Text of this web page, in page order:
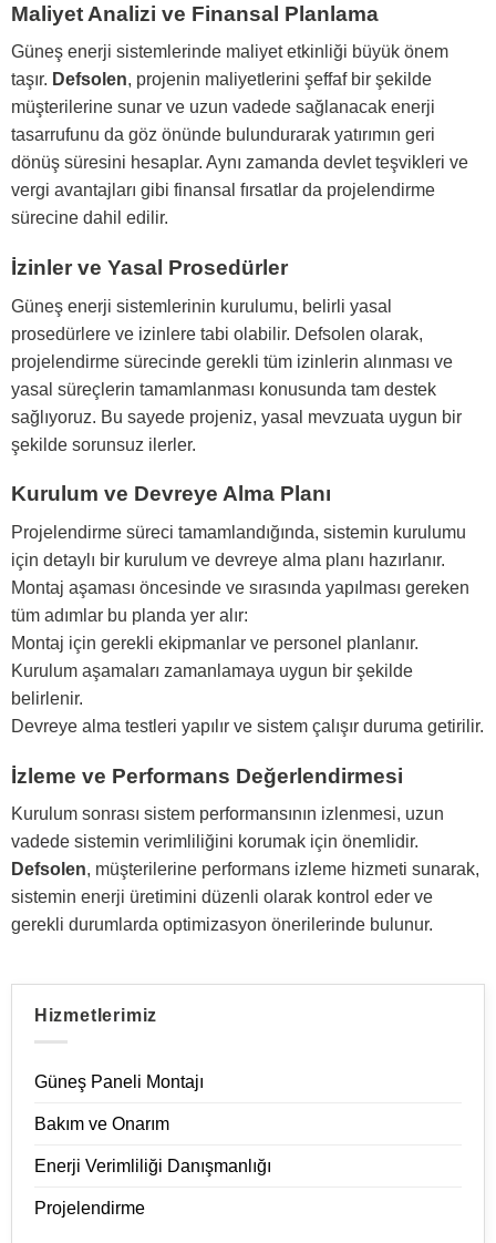
Hizmetlerimiz
Güneş Paneli Montajı
Bakım ve Onarım
Enerji Verimliliği Danışmanlığı
Projelendirme
Maliyet Analizi ve Finansal Planlama
Güneş enerji sistemlerinde maliyet etkinliği büyük önem
taşır. Defsolen, projenin maliyetlerini şeffaf bir şekilde
müşterilerine sunar ve uzun vadede sağlanacak enerji
tasarrufunu da göz önünde bulundurarak yatırımın geri
dönüş süresini hesaplar. Aynı zamanda devlet teşvikleri ve
vergi avantajları gibi finansal fırsatlar da projelendirme
sürecine dahil edilir.
İzinler ve Yasal Prosedürler
Güneş enerji sistemlerinin kurulumu, belirli yasal
prosedürlere ve izinlere tabi olabilir. Defsolen olarak,
projelendirme sürecinde gerekli tüm izinlerin alınması ve
yasal süreçlerin tamamlanması konusunda tam destek
sağlıyoruz. Bu sayede projeniz, yasal mevzuata uygun bir
şekilde sorunsuz ilerler.
Kurulum ve Devreye Alma Planı
Projelendirme süreci tamamlandığında, sistemin kurulumu
için detaylı bir kurulum ve devreye alma planı hazırlanır.
Montaj aşaması öncesinde ve sırasında yapılması gereken
tüm adımlar bu planda yer alır:
Montaj için gerekli ekipmanlar ve personel planlanır.
Kurulum aşamaları zamanlamaya uygun bir şekilde
belirlenir.
Devreye alma testleri yapılır ve sistem çalışır duruma getirilir.
İzleme ve Performans Değerlendirmesi
Kurulum sonrası sistem performansının izlenmesi, uzun
vadede sistemin verimliliğini korumak için önemlidir.
Defsolen, müşterilerine performans izleme hizmeti sunarak,
sistemin enerji üretimini düzenli olarak kontrol eder ve
gerekli durumlarda optimizasyon önerilerinde bulunur.